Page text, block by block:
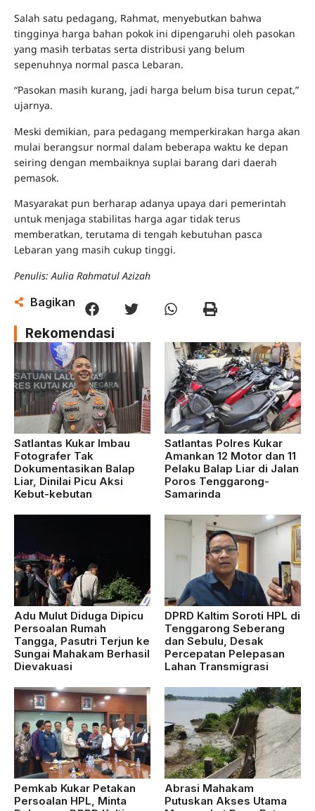
Salah satu pedagang, Rahmat, menyebutkan bahwa
tingginya harga bahan pokok ini dipengaruhi oleh pasokan
yang masih terbatas serta distribusi yang belum
sepenuhnya normal pasca Lebaran.
“Pasokan masih kurang, jadi harga belum bisa turun cepat,”
ujarnya.
Meski demikian, para pedagang memperkirakan harga akan
mulai berangsur normal dalam beberapa waktu ke depan
seiring dengan membaiknya suplai barang dari daerah
pemasok.
Masyarakat pun berharap adanya upaya dari pemerintah
untuk menjaga stabilitas harga agar tidak terus
memberatkan, terutama di tengah kebutuhan pasca
Lebaran yang masih cukup tinggi.
Penulis: Aulia Rahmatul Azizah
Bagikan
Rekomendasi
Satlantas Kukar Imbau
Fotografer Tak
Dokumentasikan Balap
Liar, Dinilai Picu Aksi
Kebut-kebutan
Satlantas Polres Kukar
Amankan 12 Motor dan 11
Pelaku Balap Liar di Jalan
Poros Tenggarong-
Samarinda
Adu Mulut Diduga Dipicu
Persoalan Rumah
Tangga, Pasutri Terjun ke
Sungai Mahakam Berhasil
Dievakuasi
DPRD Kaltim Soroti HPL di
Tenggarong Seberang
dan Sebulu, Desak
Percepatan Pelepasan
Lahan Transmigrasi
Pemkab Kukar Petakan
Persoalan HPL, Minta
Abrasi Mahakam
Putuskan Akses Utama